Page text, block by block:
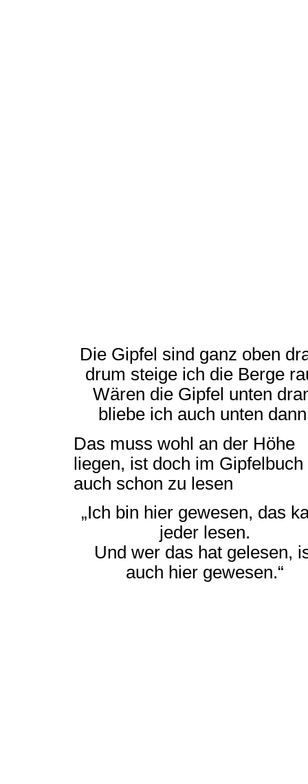
Die Gipfel sind ganz oben
drum steige ich die Berge
Wären die Gipfel unten
bliebe ich auch unten
Das muss wohl an der Höhe
liegen, ist doch im Gipfelbuch
auch schon zu lesen
„Ich bin hier gewesen, das
jeder lesen.
Und wer das hat gelesen,
auch hier gewesen.“